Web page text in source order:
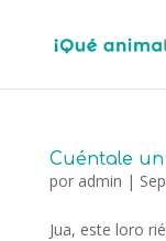
Cuéntale
por admin |
Jua, este loro